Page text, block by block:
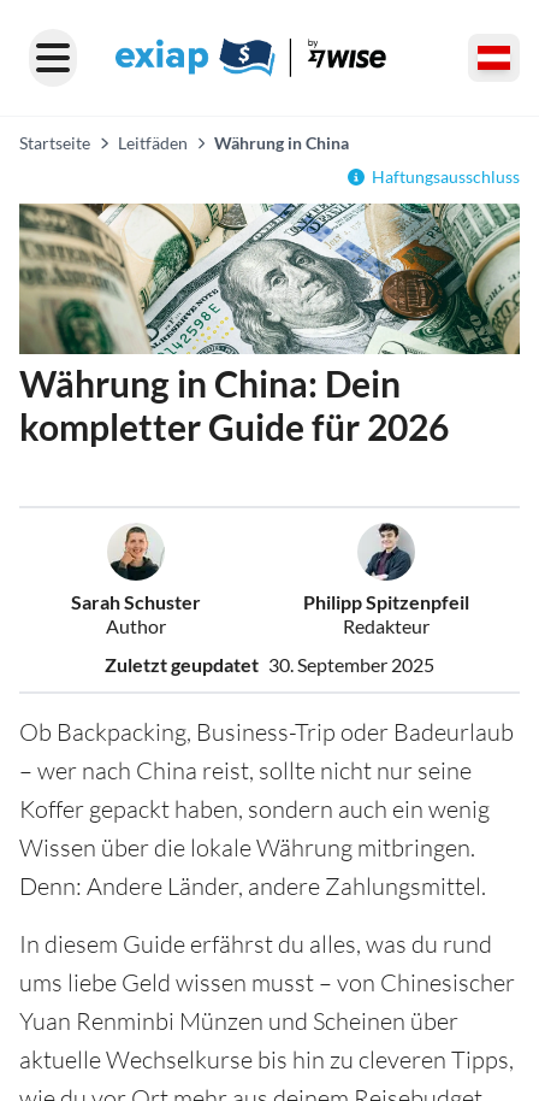
Startseite Leitfäden
Währung in China
Haftungsausschluss
Währung in China: Dein
kompletter Guide für 2026
Sarah Schuster
Author
Philipp Spitzenpfeil
Redakteur
Zuletzt geupdatet 30. September 2025
Ob Backpacking, Business-Trip oder Badeurlaub
– wer nach China reist, sollte nicht nur seine
Koffer gepackt haben, sondern auch ein wenig
Wissen über die lokale Währung mitbringen.
Denn: Andere Länder, andere Zahlungsmittel.
In diesem Guide erfährst du alles, was du rund
ums liebe Geld wissen musst – von Chinesischer
Yuan Renminbi Münzen und Scheinen über
aktuelle Wechselkurse bis hin zu cleveren Tipps,